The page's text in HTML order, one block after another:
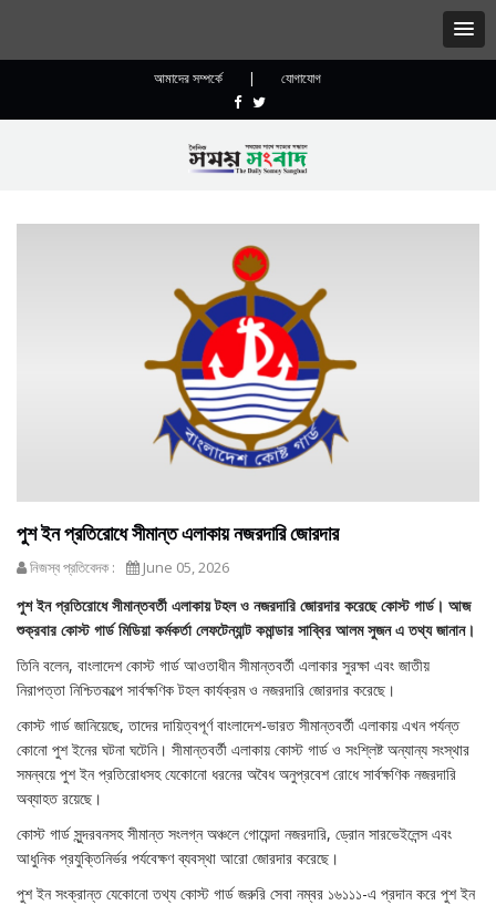
আমাদের সম্পর্কে | যোগাযোগ
পুশ ইন প্রতিরোধে সীমান্ত এলাকায় নজরদারি জোরদার
নিজস্ব প্রতিবেদক : June 05, 2026
পুশ ইন প্রতিরোধে সীমান্তবর্তী এলাকায় টহল ও নজরদারি জোরদার করেছে কোস্ট গার্ড। আজ
শুক্রবার কোস্ট গার্ড মিডিয়া কর্মকর্তা লেফটেন্যান্ট কমান্ডার সাব্বির আলম সুজন এ তথ্য জানান।
তিনি বলেন, বাংলাদেশ কোস্ট গার্ড আওতাধীন সীমান্তবর্তী এলাকার সুরক্ষা এবং জাতীয়
নিরাপত্তা নিশ্চিতকল্পে সার্বক্ষণিক টহল কার্যক্রম ও নজরদারি জোরদার করেছে।
কোস্ট গার্ড জানিয়েছে, তাদের দায়িত্বপূর্ণ বাংলাদেশ-ভারত সীমান্তবর্তী এলাকায় এখন পর্যন্ত
কোনো পুশ ইনের ঘটনা ঘটেনি। সীমান্তবর্তী এলাকায় কোস্ট গার্ড ও সংশ্লিষ্ট অন্যান্য সংস্থার
সমন্বয়ে পুশ ইন প্রতিরোধসহ যেকোনো ধরনের অবৈধ অনুপ্রবেশ রোধে সার্বক্ষণিক নজরদারি
অব্যাহত রয়েছে।
কোস্ট গার্ড সুন্দরবনসহ সীমান্ত সংলগ্ন অঞ্চলে গোয়েন্দা নজরদারি, ড্রোন সারভেইলেন্স এবং
আধুনিক প্রযুক্তিনির্ভর পর্যবেক্ষণ ব্যবস্থা আরো জোরদার করেছে।
পুশ ইন সংক্রান্ত যেকোনো তথ্য কোস্ট গার্ড জরুরি সেবা নম্বর ১৬১১১-এ প্রদান করে পুশ ইন